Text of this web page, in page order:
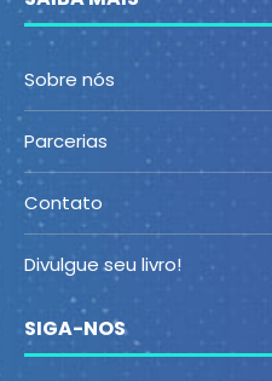
Sobre nós
Parcerias
Contato
Divulgue seu livro!
SIGA-NOS